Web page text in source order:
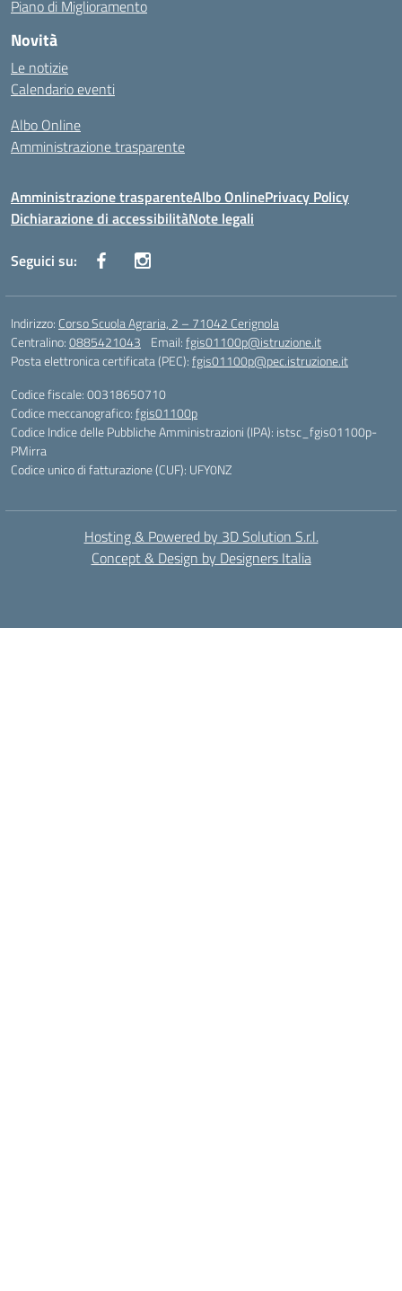
Piano di Miglioramento
Novità
Le notizie
Calendario eventi
Albo Online
Amministrazione trasparente
Amministrazione trasparenteAlbo OnlinePrivacy Policy
Dichiarazione di accessibilitàNote legali
Seguici su:
Indirizzo: Corso Scuola Agraria, 2 – 71042 Cerignola
Centralino:0885421043 Email:fgis01100p@istruzione.it
Posta elettronica certificata (PEC):fgis01100p@pec.istruzione.it
Codice fiscale: 00318650710
Codice meccanografico:fgis01100p
Codice Indice delle Pubbliche Amministrazioni (IPA): istsc_fgis01100p-
PMirra
Codice unico di fatturazione (CUF): UFY0NZ
Hosting & Powered by 3D Solution S.r.l.
Concept & Design by Designers Italia